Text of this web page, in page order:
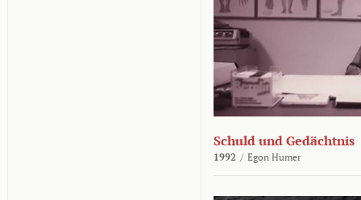
Schuld und Gedächtnis
1992 / Egon Humer